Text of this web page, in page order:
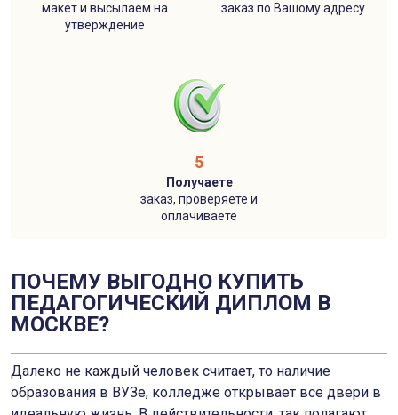
макет и высылаем на
утверждение
заказ по Вашому адресу
5
Получаете
заказ, проверяете и
оплачиваете
ПОЧЕМУ ВЫГОДНО КУПИТЬ
ПЕДАГОГИЧЕСКИЙ ДИПЛОМ В
МОСКВЕ?
Далеко не каждый человек считает, то наличие
образования в ВУЗе, колледже открывает все двери в